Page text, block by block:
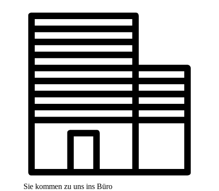
Sie kommen zu uns ins Büro